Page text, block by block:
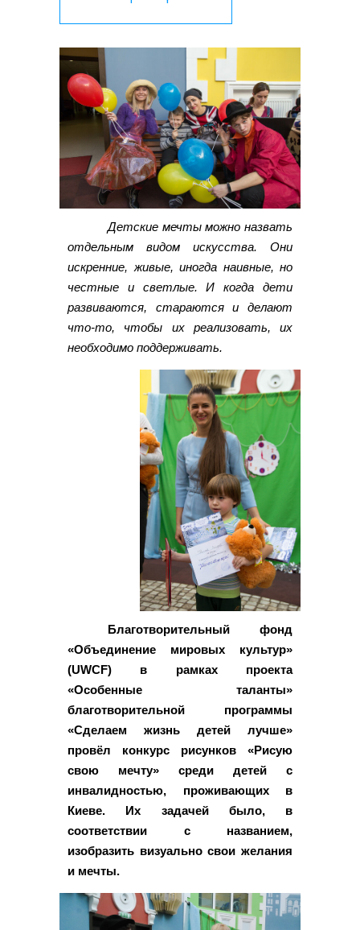
Детские мечты можно назвать
отдельным видом искусства. Они
искренние, живые, иногда наивные, но
честные и светлые. И когда дети
развиваются, стараются и делают
что-то, чтобы их реализовать, их
необходимо поддерживать.
Благотворительный фонд
«Объединение мировых культур»
(UWCF) в рамках проекта
«Особенные таланты»
благотворительной программы
«Сделаем жизнь детей лучше»
провёл конкурс рисунков «Рисую
свою мечту» среди детей с
инвалидностью, проживающих в
Киеве. Их задачей было, в
соответствии с названием,
изобразить визуально свои желания
и мечты.